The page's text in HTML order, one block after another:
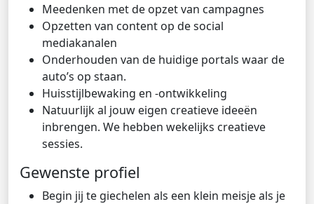
Meedenken met de opzet van campagnes
Opzetten van content op de social
mediakanalen
Onderhouden van de huidige portals waar de
auto’s op staan.
Huisstijlbewaking en -ontwikkeling
Natuurlijk al jouw eigen creatieve ideeën
inbrengen. We hebben wekelijks creatieve
sessies.
Gewenste profiel
Begin jij te giechelen als een klein meisje als je